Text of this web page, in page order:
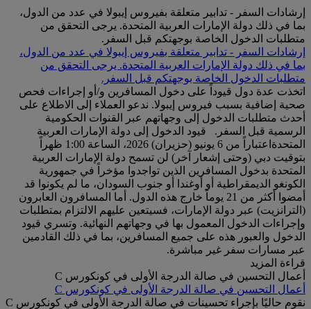
إرشادات السفر - تدابير متعلقة بفيروس إيبولا في عدد من الدول،
بما في ذلك دولة الإمارات العربية المتحدة. يرجى التحقق من
متطلبات الدخول الخاصة بوجهتكم قبل السفر.
إرشادات السفر - تدابير متعلقة بفيروس إيبولا في عدد من الدول،
بما في ذلك دولة الإمارات العربية المتحدة. يرجى التحقق من
متطلبات الدخول الخاصة بوجهتكم قبل السفر.
اتخذت عدة دول قيوداً على دخول المسافرين و/أو إجراءات فحص
صحية إضافية بسبب فيروس إيبولا. ندعو العملاء إلى الاطلاع على
أحدث متطلبات الدخول إلى وجهاتهم عبر القنوات الحكومية
الرسمية قبل السفر. قيود الدخول إلى دولة الإمارات العربية
المتحدةاعتباراً من 6 يونيو (حزيران) 2026، الساعة 1:00 ظهراً
بتوقيت دبي (وحتى إشعار آخر) لن تسمح دولة الإمارات العربية
المتحدة بدخول المسافرين الذين تواجدوا مؤخراً في جمهورية
الكونغو الديمقراطية أو أوغندا أو جنوب السودان، ما لم يكونوا قد
أمضوا أكثر من 21 يوماً خارج هذه الدول. أما المسافرون العابرون
(الترانزيت) عبر دولة الإمارات، فسيتعين عليهم الالتزام بمتطلبات
وإجراءات الدخول المعمول بها في وجهاتهم النهائية. وتسري قيود
الدخول والعبور هذه على جميع المسافرين، بما في ذلك القادمين
عبر مسارات سفر غير مباشرة.
قراءة المزيد
أعمال التحسين في صالة الدرجة الأولى في كونكورس C
أعمال التحسين في صالة الدرجة الأولى في كونكورس C
نقوم حاليًا بإجراء تحسينات في صالة الدرجة الأولى في كونكورس C